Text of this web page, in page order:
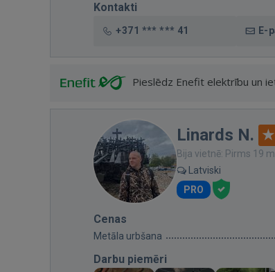
Kontakti
+371 *** *** 41 E-
Pieslēdz Enefit elektrību un
Linards N.
Bija vietnē: Pirms 19
Latviski
PRO
Cenas
Metāla urbšana
Darbu piemēri